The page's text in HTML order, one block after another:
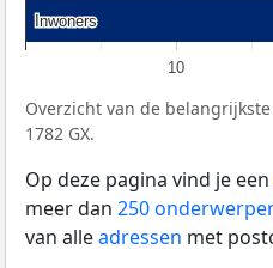
10
Inwoners
Inwoners
Overzicht van de
1782 GX.
Op deze pagina vind je een
meer dan 250
van alleadressen met